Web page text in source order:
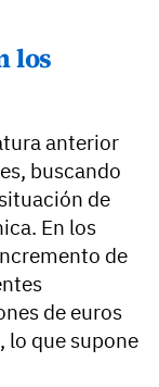
los
anterior
buscando
de
En los
de
de euros
lo que supone